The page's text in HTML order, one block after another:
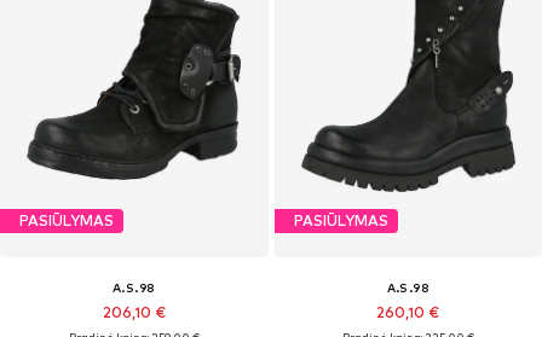
PASIŪLYMAS
A.S.98
206,10 €
PASIŪLYMAS
A.S.98
260,10 €